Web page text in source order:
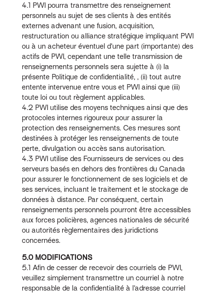
4.1 PWI pourra transmettre des renseignement
personnels au sujet de ses clients à des entités
externes advenant une fusion, acquisition,
restructuration ou alliance stratégique impliquant PWI
ou à un acheteur éventuel d’une part (importante) des
actifs de PWI, cependant une telle transmission de
renseignements personnels sera sujette à (i) la
présente Politique de confidentialité, , (ii) tout autre
entente intervenue entre vous et PWI ainsi que (iii)
toute loi ou tout règlement applicables.
4.2 PWI utilise des moyens techniques ainsi que des
protocoles internes rigoureux pour assurer la
protection des renseignements. Ces mesures sont
destinées à protéger les renseignements de toute
perte, divulgation ou accès sans autorisation.
4.3 PWI utilise des Fournisseurs de services ou des
serveurs basés en dehors des frontières du Canada
pour assurer le fonctionnement de ses logiciels et de
ses services, incluant le traitement et le stockage de
données à distance. Par conséquent, certain
renseignements personnels pourront être accessibles
aux forces policières, agences nationales de sécurité
ou autorités règlementaires des juridictions
concernées.
5.0 MODIFICATIONS
5.1 Afin de cesser de recevoir des courriels de PWI,
veuillez simplement transmettre un courriel à notre
responsable de la confidentialité à l’adresse courriel